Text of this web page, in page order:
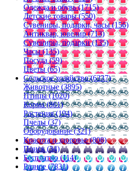
Одежда и обувь (1715)
Детские товары (550)
Сувениры, подарки, часы (156)
Антиквар, ювелир (713)
Сувениры, подарки (135)
Часы (135)
Посуда (59)
Цветы (65)
Сельское хозяйство (6337)
Животные (3895)
Птицы (1020)
Корма (861)
Растения (194)
Пчелы (37)
Оборудование (321)
Красота и здоровье (808)
Поиск (34)
Бесплатно (114)
Разное (7831)